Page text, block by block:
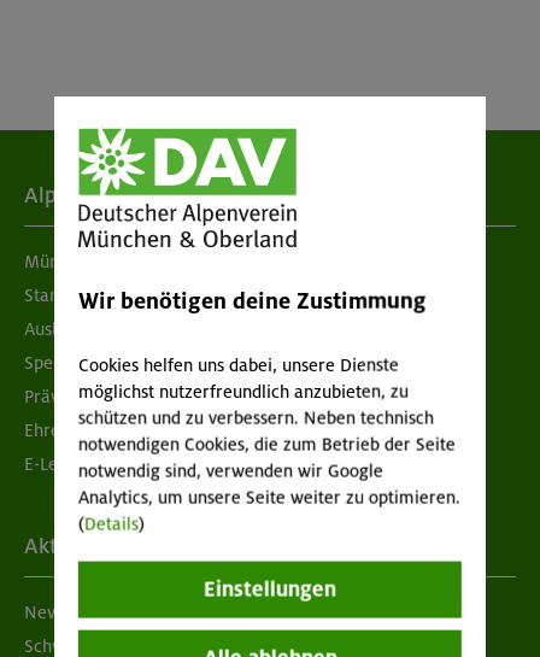
Alpenverein
München & Oberland
Standorte
Ausbildung & Jobs
Spenden
Prävention sexualisierter Gewalt
Ehrenamtsbörse
E-Learning
Aktuelles
Newsletter
Schwarzes Brett
Wir benötigen deine Zustimmung
Cookies helfen uns dabei, unsere Dienste
möglichst nutzerfreundlich anzubieten, zu
schützen und zu verbessern. Neben technisch
notwendigen Cookies, die zum Betrieb der Seite
notwendig sind, verwenden wir Google
Analytics, um unsere Seite weiter zu optimieren.
(Details)
Einstellungen